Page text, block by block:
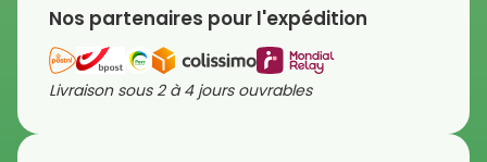
Nos partenaires pour l'expédition
Livraison sous 2 à 4 jours ouvrables